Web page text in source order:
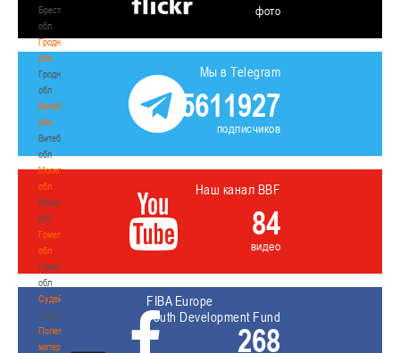
Брестская
обл
Гродненская
обл
Гродненская
обл
Витебская
обл
Витебская
обл
Могилевская
обл
Могилевская
обл
Гомельская
обл
Гомельская
обл
Судейство
Судейство
Полезные
материалы
фото
Мы в Telegram
5611927
подписчиков
Наш канал BBF
84
видео
FIBA Europe
Youth Development Fund
268